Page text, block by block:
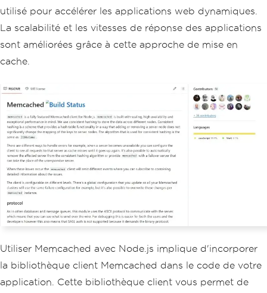
utilisé pour accélérer les applications web dynamiques.
La scalabilité et les vitesses de réponse des applications
sont améliorées grâce à cette approche de mise en
cache.
Utiliser Memcached avec Node.js implique d'incorporer
la bibliothèque client Memcached dans le code de votre
application. Cette bibliothèque client vous permet de